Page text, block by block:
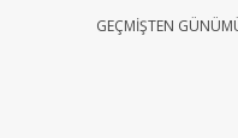
FREEGEÇMIŞTEN